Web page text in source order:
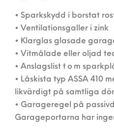
• Sparkskydd i borstat
• Ventilationsgaller i zink
• Klarglas glasade
• Vitmålade eller oljad
• Anslagslist t o m
• Låskista typ ASSA 410
likvärdigt på samtliga
• Garageregel på
Garageportarna har